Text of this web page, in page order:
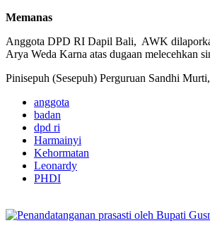
Memanas
Anggota DPD RI Dapil Bali, AWK
Arya Weda Karna atas dugaan melecehkan
Pinisepuh (Sesepuh) Perguruan Sandhi
anggota
badan
dpd ri
Harmainyi
Kehormatan
Leonardy
PHDI